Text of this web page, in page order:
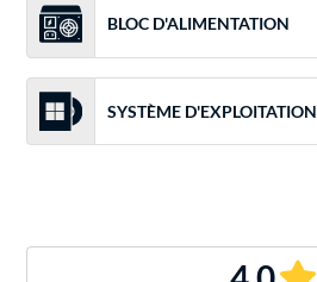
BLOC D'ALIMENTATION
SYSTÈME D'EXPLOITATION